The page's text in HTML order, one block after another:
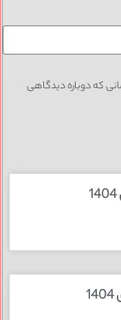
که دوباره دیدگاهی